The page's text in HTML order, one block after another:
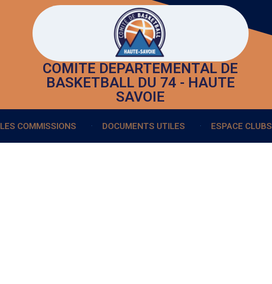
COMITE DEPARTEMENTAL DE
BASKETBALL DU 74 - HAUTE
SAVOIE
LES COMMISSIONS DOCUMENTS UTILES ESPACE CLUBS